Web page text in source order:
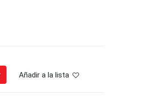
Añadir a la lista